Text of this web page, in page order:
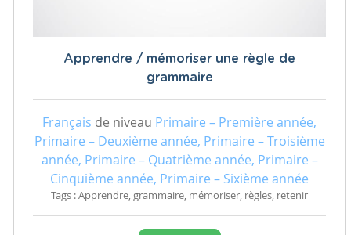
Apprendre / mémoriser une règle de
grammaire
Français de niveau Primaire – Première année,
Primaire – Deuxième année, Primaire – Troisième
année, Primaire – Quatrième année, Primaire –
Cinquième année, Primaire – Sixième année
Tags : Apprendre, grammaire, mémoriser, règles, retenir